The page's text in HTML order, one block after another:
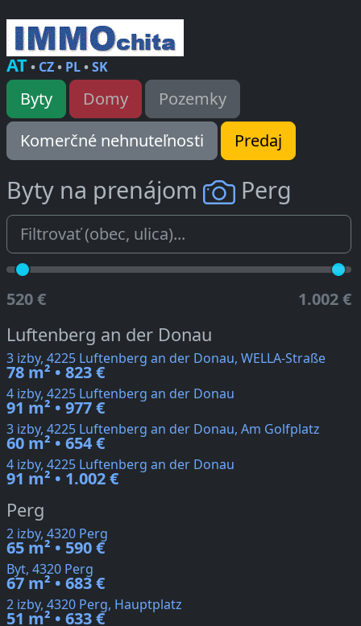
AT• CZ• PL•SK
Byty Domy
Pozemky
Komerčné nehnuteľnosti
Predaj
Byty na prenájom Perg
520 € 1.002 €
Luftenberg an der Donau
3 izby, 4225 Luftenberg an der Donau, WELLA-Straße
78 m² • 823 €
4 izby, 4225 Luftenberg an der Donau
91 m² • 977 €
3 izby, 4225 Luftenberg an der Donau, Am Golfplatz
60 m² • 654 €
4 izby, 4225 Luftenberg an der Donau
91 m² • 1.002 €
Perg
2 izby, 4320 Perg
65 m² • 590 €
Byt, 4320 Perg
67 m² • 683 €
2 izby, 4320 Perg, Hauptplatz
51 m² • 633 €